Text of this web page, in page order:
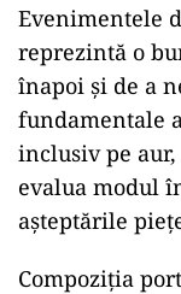
Evenimentele
reprezintă o
înapoi și de a
fundamentale
inclusiv pe
evalua modul
așteptările
Compoziția